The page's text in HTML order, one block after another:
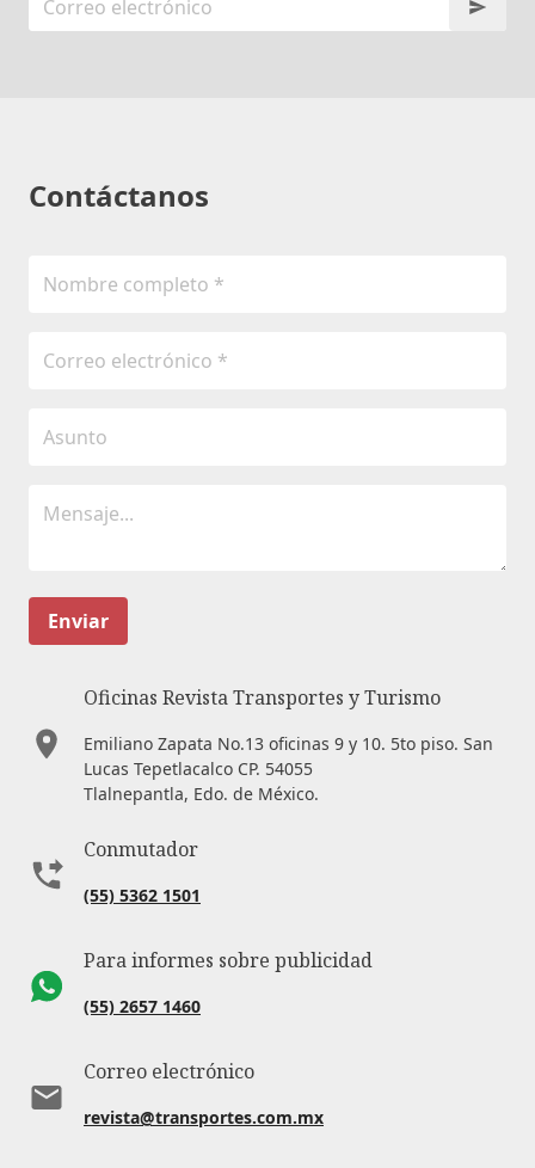
Contáctanos
Enviar
Oficinas Revista Transportes y Turismo
Emiliano Zapata No.13 oficinas 9 y 10. 5to piso. San
Lucas Tepetlacalco CP. 54055
Tlalnepantla, Edo. de México.
Conmutador
(55) 5362 1501
Para informes sobre publicidad
(55) 2657 1460
Correo electrónico
revista@transportes.com.mx